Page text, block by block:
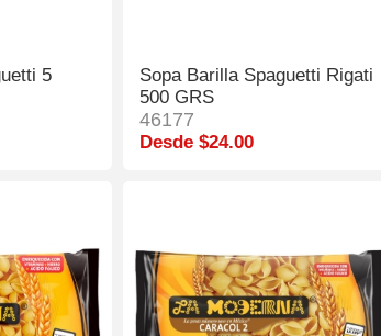
5
Sopa Barilla Spaguetti Rigati
500 GRS
46177
Desde $24.00